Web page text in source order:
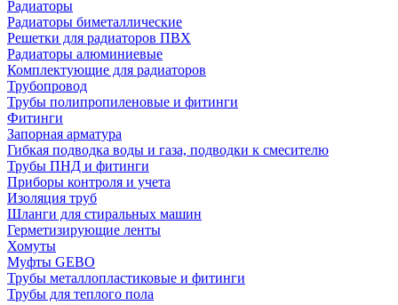
Радиаторы
Радиаторы биметаллические
Решетки для радиаторов ПВХ
Радиаторы алюминиевые
Комплектующие для радиаторов
Трубопровод
Трубы полипропиленовые и фитинги
Фитинги
Запорная арматура
Гибкая подводка воды и газа, подводки к смесителю
Трубы ПНД и фитинги
Приборы контроля и учета
Изоляция труб
Шланги для стиральных машин
Герметизирующие ленты
Хомуты
Муфты GEBO
Трубы металлопластиковые и фитинги
Трубы для теплого пола